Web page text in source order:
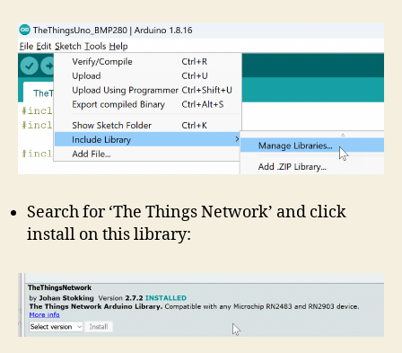
Search for ‘The Things Network’ and click
install on this library: